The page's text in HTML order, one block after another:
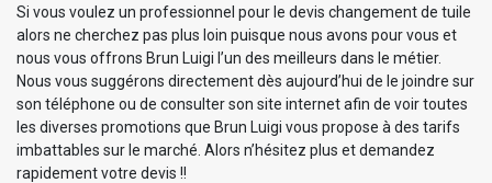
Si vous voulez un professionnel pour le devis changement de tuile
alors ne cherchez pas plus loin puisque nous avons pour vous et
nous vous offrons Brun Luigi l’un des meilleurs dans le métier.
Nous vous suggérons directement dès aujourd’hui de le joindre sur
son téléphone ou de consulter son site internet afin de voir toutes
les diverses promotions que Brun Luigi vous propose à des tarifs
imbattables sur le marché. Alors n’hésitez plus et demandez
rapidement votre devis !!